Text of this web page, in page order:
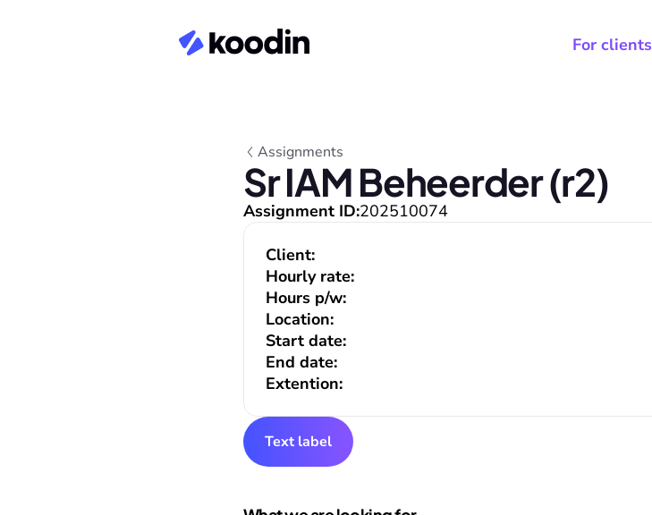
For clients
Assignments
Sr IAM Beheerder (r2)
Assignment ID:202510074
Start date:
End date:
Extention:
Client:
Hourly rate:
Hours p/w:
Location:
Text label